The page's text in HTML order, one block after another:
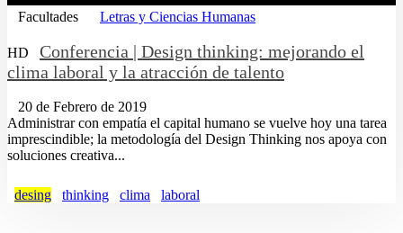
Facultades Letras y Ciencias Humanas
HD
Conferencia | Design thinking: mejorando el
clima laboral y la atracción de talento
20 de Febrero de 2019
Administrar con empatía el capital humano se vuelve hoy una tarea
imprescindible; la metodología del Design Thinking nos apoya con
soluciones creativa...
desing thinking clima laboral